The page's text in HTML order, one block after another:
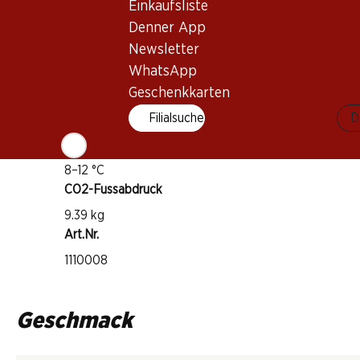
Einkaufsliste
Denner App
Newsletter
WhatsApp
Geschenkkarten
Filialsuche
diverse Rebsorten
Trinktemperatur
8–12 °C
CO2-Fussabdruck
9.39 kg
Art.Nr.
1110008
Geschmack